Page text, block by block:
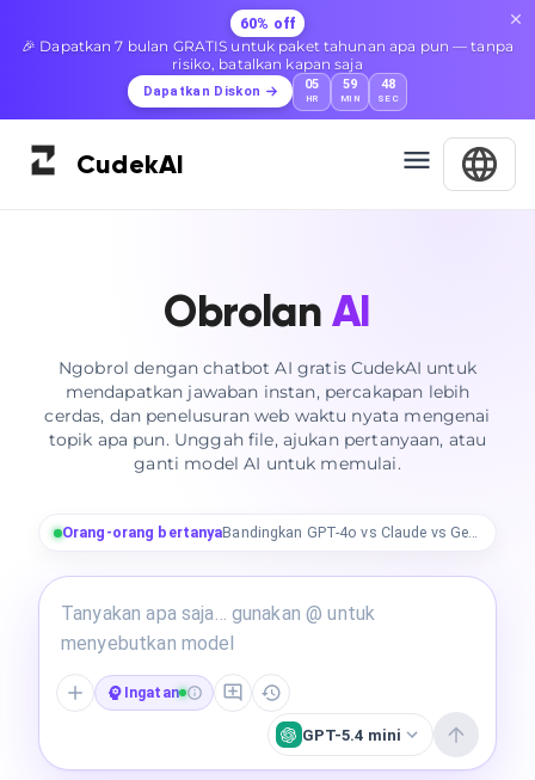
60% off
🎉 Dapatkan 7 bulan GRATIS untuk paket tahunan apa pun — tanpa
risiko, batalkan kapan saja
Dapatkan Diskon 05
HR
59
MIN
47
SEC
CudekAI
Obrolan AI
Ngobrol dengan chatbot AI gratis CudekAI untuk
mendapatkan jawaban instan, percakapan lebih
cerdas, dan penelusuran web waktu nyata mengenai
topik apa pun. Unggah file, ajukan pertanyaan, atau
ganti model AI untuk memulai.
Orang-orang bertanya Bandingkan GPT-4o vs Claude vs Gemini pada satu pertanyaan.
Ingatan
GPT-5.4 mini